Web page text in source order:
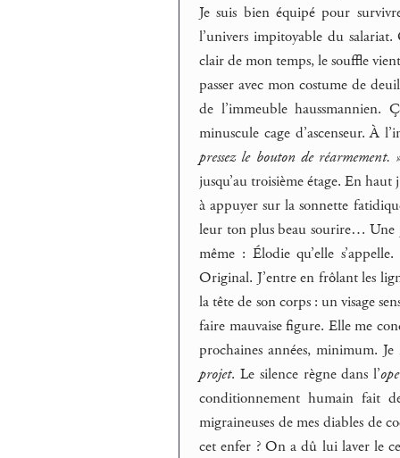
Je suis bien équipé pour
l’univers impitoyable du salariat.
clair de mon temps, le souffle
passer avec mon costume de
de l’immeuble haussmannien.
minuscule cage d’ascenseur. À
pressez le bouton de réarmement.
jusqu’au troisième étage. En
à appuyer sur la sonnette
leur ton plus beau sourire… Une
même : Élodie qu’elle
Original. J’entre en frôlant les
la tête de son corps : un visage
faire mauvaise figure. Elle me
prochaines années, minimum.
projet. Le silence règne dans l’
conditionnement humain fait
migraineuses de mes diables de
cet enfer ? On a dû lui laver le